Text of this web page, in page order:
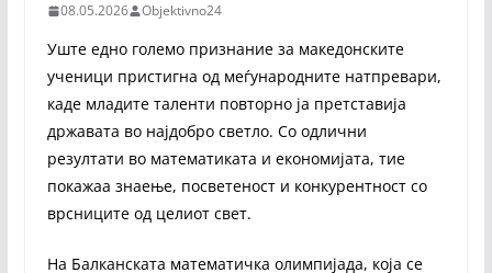
08.05.2026 Objektivno24
Уште едно големо признание за македонските
ученици пристигна од меѓународните натпревари,
каде младите таленти повторно ја претставија
државата во најдобро светло. Со одлични
резултати во математиката и економијата, тие
покажаа знаење, посветеност и конкурентност со
врсниците од целиот свет.
На Балканската математичка олимпијада, која се